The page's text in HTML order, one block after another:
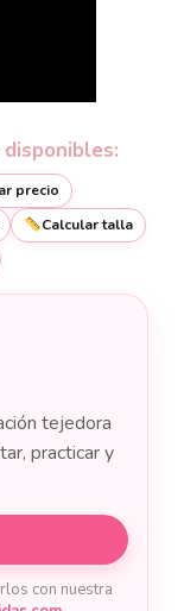
precio
Calcular talla
tejedora
practicar y
con nuestra